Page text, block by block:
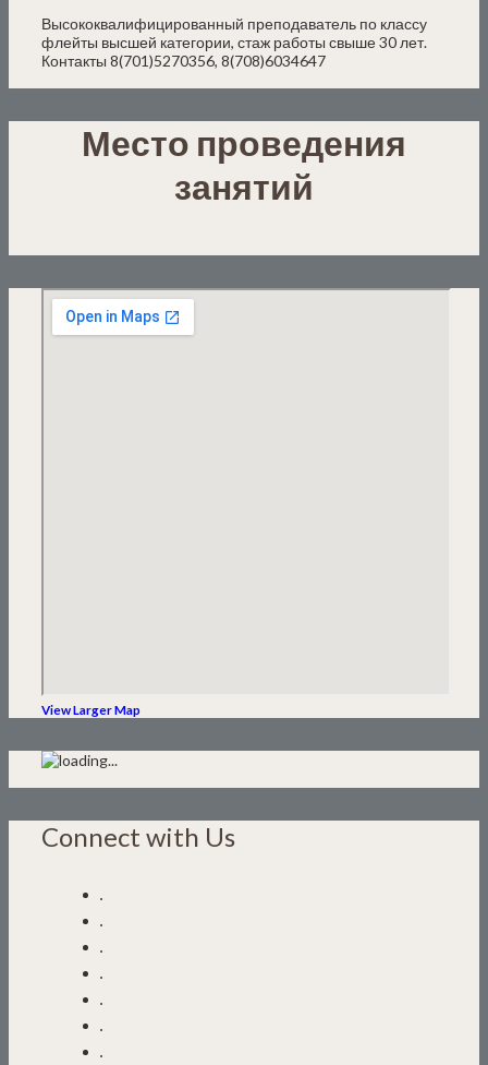
Высококвалифицированный преподаватель по классу
флейты высшей категории, стаж работы свыше 30 лет.
Контакты 8(701)5270356, 8(708)6034647
Место проведения
занятий
View Larger Map
Connect with Us